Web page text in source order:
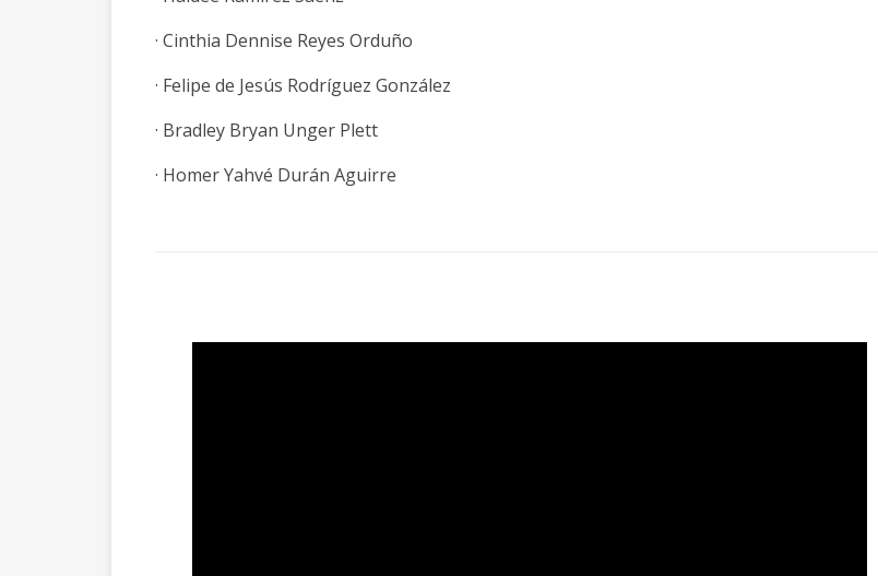
· Cinthia Dennise Reyes Orduño
· Felipe de Jesús Rodríguez González
· Bradley Bryan Unger Plett
· Homer Yahvé Durán Aguirre